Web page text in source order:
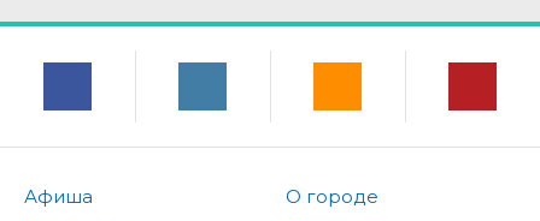
Афиша
О городе